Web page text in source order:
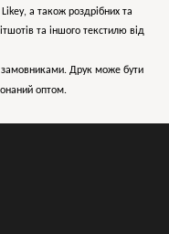
Likey, а також роздрібних та
та іншого текстилю від
Друк може бути
оптом.